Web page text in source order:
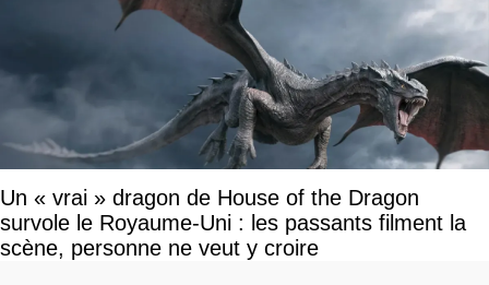
Un « vrai » dragon de House of the Dragon
survole le Royaume-Uni : les passants filment la
scène, personne ne veut y croire